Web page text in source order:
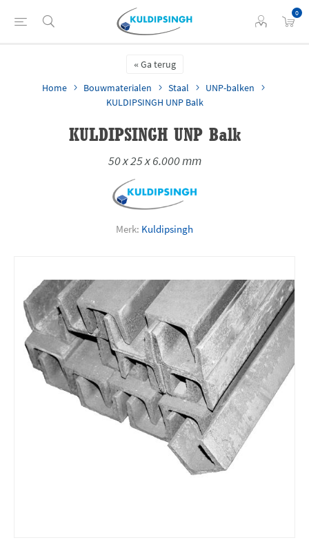
0
Ga terug
Home
Bouwmaterialen Staal
UNP-balken
KULDIPSINGH UNP Balk
KULDIPSINGH UNP Balk
50 x 25 x 6.000 mm
Merk: Kuldipsingh